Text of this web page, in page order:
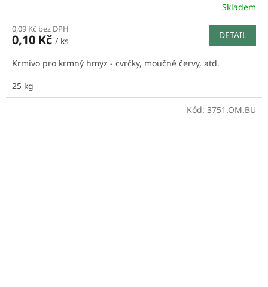
Skladem
0,09 Kč bez DPH
0,10 Kč / ks
DETAIL
Krmivo pro krmný hmyz - cvrčky, moučné červy, atd.
25 kg
Kód: 3751.OM.BU